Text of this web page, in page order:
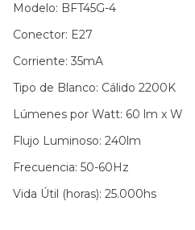
Modelo: BFT45G-4
Conector: E27
Corriente: 35mA
Tipo de Blanco: Cálido 2200K
Lúmenes por Watt: 60 lm x W
Flujo Luminoso: 240lm
Frecuencia: 50-60Hz
Vida Útil (horas): 25.000hs